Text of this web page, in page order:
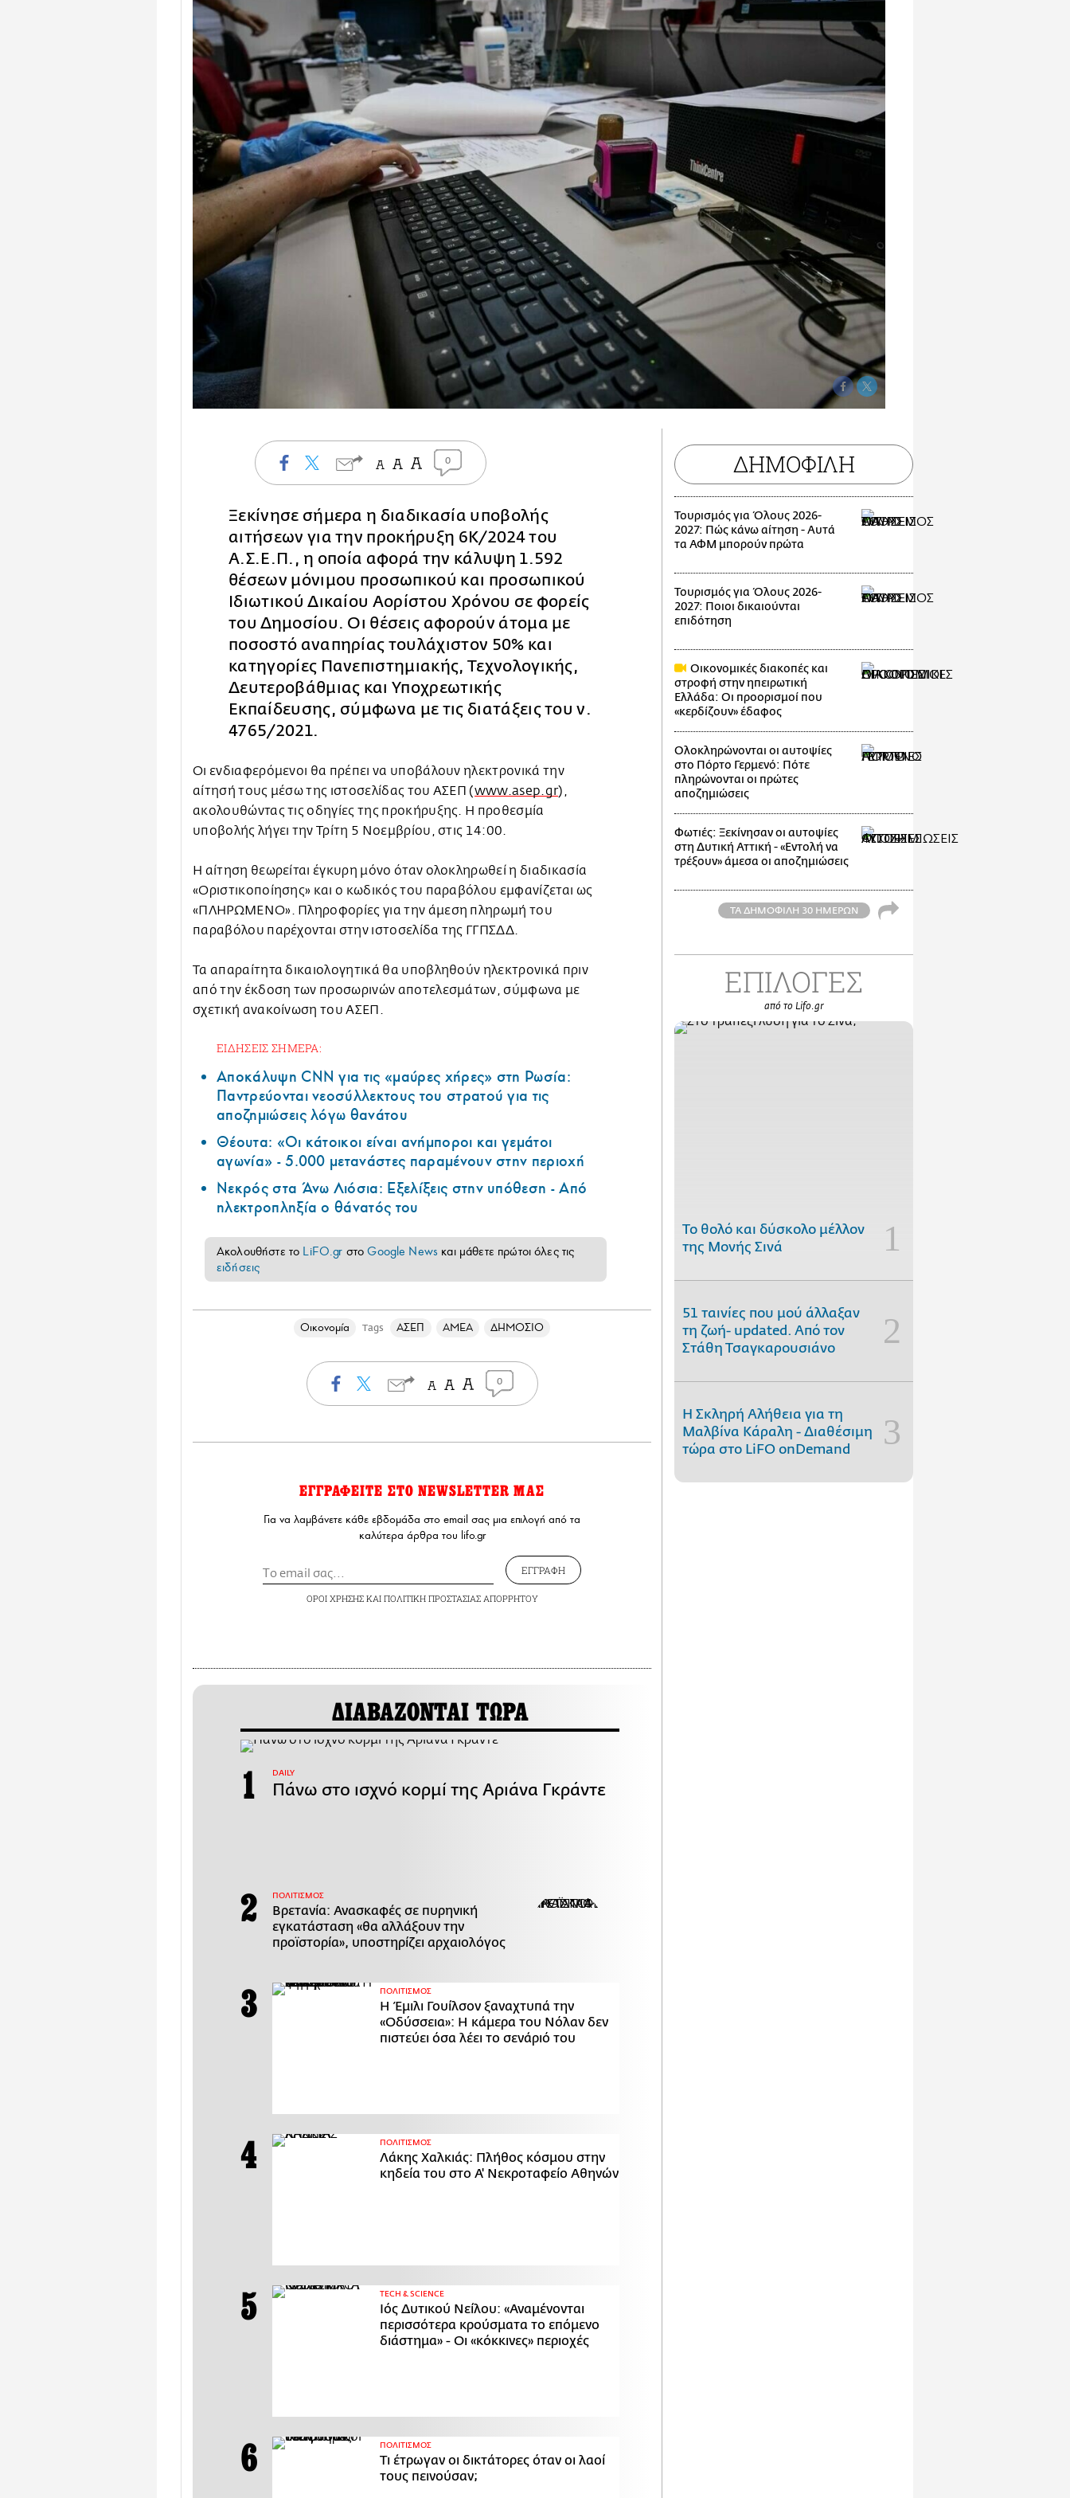
0
Ξεκίνησε σήμερα η διαδικασία υποβολής
αιτήσεων για την προκήρυξη 6Κ/2024 του
Α.Σ.Ε.Π., η οποία αφορά την κάλυψη 1.592
θέσεων μόνιμου προσωπικού και προσωπικού
Ιδιωτικού Δικαίου Αορίστου Χρόνου σε φορείς
του Δημοσίου. Οι θέσεις αφορούν άτομα με
ποσοστό αναπηρίας τουλάχιστον 50% και
κατηγορίες Πανεπιστημιακής, Τεχνολογικής,
Δευτεροβάθμιας και Υποχρεωτικής
Εκπαίδευσης, σύμφωνα με τις διατάξεις του ν.
4765/2021.
Οι ενδιαφερόμενοι θα πρέπει να υποβάλουν ηλεκτρονικά την
αίτησή τους μέσω της ιστοσελίδας του ΑΣΕΠ (www.asep.gr),
ακολουθώντας τις οδηγίες της προκήρυξης. Η προθεσμία
υποβολής λήγει την Τρίτη 5 Νοεμβρίου, στις 14:00.
Η αίτηση θεωρείται έγκυρη μόνο όταν ολοκληρωθεί η διαδικασία
«Οριστικοποίησης» και ο κωδικός του παραβόλου εμφανίζεται ως
«ΠΛΗΡΩΜΕΝΟ». Πληροφορίες για την άμεση πληρωμή του
παραβόλου παρέχονται στην ιστοσελίδα της ΓΓΠΣΔΔ.
Τα απαραίτητα δικαιολογητικά θα υποβληθούν ηλεκτρονικά πριν
από την έκδοση των προσωρινών αποτελεσμάτων, σύμφωνα με
σχετική ανακοίνωση του ΑΣΕΠ.
ΕΙΔΗΣΕΙΣ ΣΗΜΕΡΑ:
Αποκάλυψη CNN για τις «μαύρες χήρες» στη Ρωσία:
Παντρεύονται νεοσύλλεκτους του στρατού για τις
αποζημιώσεις λόγω θανάτου
Θέουτα: «Οι κάτοικοι είναι ανήμποροι και γεμάτοι
αγωνία» - 5.000 μετανάστες παραμένουν στην περιοχή
Νεκρός στα Άνω Λιόσια: Εξελίξεις στην υπόθεση - Από
ηλεκτροπληξία ο θάνατός του
Ακολουθήστε το LiFO.gr στοGoogle News και μάθετε πρώτοι όλες τις
ειδήσεις
Οικονομία Tags ΑΣΕΠ ΑΜΕΑ ΔΗΜΟΣΙΟ
0
ΕΓΓΡΑΦΕΙΤΕ ΣΤΟ NEWSLETTER ΜΑΣ
Για να λαμβάνετε κάθε εβδομάδα στο email σας μια επιλογή από τα
καλύτερα άρθρα του lifo.gr
ΕΓΓΡΑΦΗ
ΟΡΟΙ ΧΡΗΣΗΣΚΑΙ ΠΟΛΙΤΙΚΗ ΠΡΟΣΤΑΣΙΑΣ ΑΠΟΡΡΗΤΟΥ
ΔΙΑΒΑΖΟΝΤΑΙ ΤΩΡΑ
DAILY
Πάνω στο ισχνό κορμί της Αριάνα Γκράντε
ΠΟΛΙΤΙΣΜΟΣ
Βρετανία: Ανασκαφές σε πυρηνική
εγκατάσταση «θα αλλάξουν την
προϊστορία», υποστηρίζει αρχαιολόγος
ΠΟΛΙΤΙΣΜΟΣ
Η Έμιλι Γουίλσον ξαναχτυπά την
«Οδύσσεια»: Η κάμερα του Νόλαν δεν
πιστεύει όσα λέει το σενάριό του
ΠΟΛΙΤΙΣΜΟΣ
Λάκης Χαλκιάς: Πλήθος κόσμου στην
κηδεία του στο Α' Νεκροταφείο Αθηνών
ΤECH & SCIENCE
Ιός Δυτικού Νείλου: «Αναμένονται
περισσότερα κρούσματα το επόμενο
διάστημα» - Οι «κόκκινες» περιοχές
ΠΟΛΙΤΙΣΜΟΣ
Τι έτρωγαν οι δικτάτορες όταν οι λαοί
τους πεινούσαν;
ΔΗΜΟΦΙΛΗ
Τουρισμός για Όλους 2026-
2027: Πώς κάνω αίτηση - Αυτά
τα ΑΦΜ μπορούν πρώτα
Τουρισμός για Όλους 2026-
2027: Ποιοι δικαιούνται
επιδότηση
Οικονομικές διακοπές και
στροφή στην ηπειρωτική
Ελλάδα: Οι προορισμοί που
«κερδίζουν» έδαφος
Ολοκληρώνονται οι αυτοψίες
στο Πόρτο Γερμενό: Πότε
πληρώνονται οι πρώτες
αποζημιώσεις
Φωτιές: Ξεκίνησαν οι αυτοψίες
στη Δυτική Αττική - «Εντολή να
τρέξουν» άμεσα οι αποζημιώσεις
ΤΑ ΔΗΜΟΦΙΛΗ 30 ΗΜΕΡΩΝ
ΕΠΙΛΟΓΕΣ
από το Lifo.gr
Το θολό και δύσκολο μέλλον
της Μονής Σινά
51 ταινίες που μού άλλαξαν
τη ζωή- updated. Aπό τον
Στάθη Τσαγκαρουσιάνο
Η Σκληρή Αλήθεια για τη
Μαλβίνα Κάραλη - Διαθέσιμη
τώρα στo LiFO onDemand